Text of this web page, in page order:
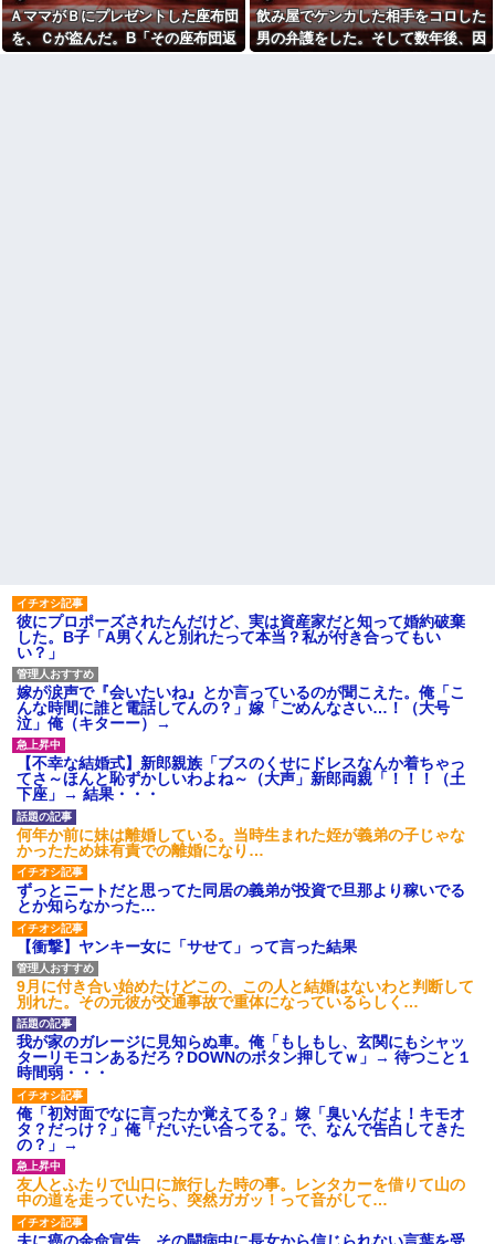
業後に結婚するらしいが、やめ
た方がいいと思うワイがおかし
いのか？
こに金庫があったから、開けて
みようとしただけ☆』義兄「泥
は出てけ！二度と来るな！」結
果・・・
私「初めて飲む味だけどなん
のお茶？」彼「ちっ！」私「」
【GIF】JSのカンチョーワロ
タ
後続車にクラクションを鳴ら
され彼氏が逆切れ。「何クラク
ション鳴らしてんだ！降りてこ
いよ！」と怒鳴りだし...
【衝撃】報酬100万円超の治験
募集がこちらｗｗｗｗｗ(※画像
あり)
【ネット騒然】惨殺されたタ
ワマン頂き女子のこの動画、す
げえええええｗｗｗｗｗｗｗｗ
ｗｗｗ
【愕然】白のクラウン俺氏、
高速道路左車線を制限速度で走
った結果wwwwwwwwwwww
百年の恋12-899 食べた量を
張り合ってくる
【悲報】佐藤輝明・・・２軍
でも盛大にやらかす←あまり悲
しませないでくれ
てるのが面白くないのかな」だ
って
ワイ、小学生時代に母の不倫
ＡママがＢにプレゼントした座布団
を、Ｃが盗んだ。B「その座布団返
飲み屋でケンカした相手をコロした
男の弁護をした。そして数年後、因
彼にプロポーズされたんだけど、実は資産家だと知って婚約破棄
した。B子「A男くんと別れたって本当？私が付き合ってもい
い？」
嫁が涙声で『会いたいね』とか言っているのが聞こえた。俺「こ
んな時間に誰と電話してんの？」嫁「ごめんなさい…！（大号
泣」俺（キターー）→
【不幸な結婚式】新郎親族「ブスのくせにドレスなんか着ちゃっ
てさ～ほんと恥ずかしいわよね～（大声」新郎両親「！！！（土
下座」→ 結果・・・
何年か前に妹は離婚している。当時生まれた姪が義弟の子じゃな
かったため妹有責での離婚になり…
ずっとニートだと思ってた同居の義弟が投資で旦那より稼いでる
とか知らなかった…
【衝撃】ヤンキー女に「サせて」って言った結果
9月に付き合い始めたけどこの、この人と結婚はないわと判断して
別れた。その元彼が交通事故で重体になっているらしく…
我が家のガレージに見知らぬ車。俺「もしもし、玄関にもシャッ
ターリモコンあるだろ？DOWNのボタン押してｗ」→ 待つこと１
時間弱・・・
俺「初対面でなに言ったか覚えてる？」嫁「臭いんだよ！キモオ
タ？だっけ？」俺「だいたい合ってる。で、なんで告白してきた
の？」→
友人とふたりで山口に旅行した時の事。レンタカーを借りて山の
中の道を走っていたら、突然ガガッ！って音がして…
夫に癌の余命宣告。その闘病中に長女から信じられない言葉を受